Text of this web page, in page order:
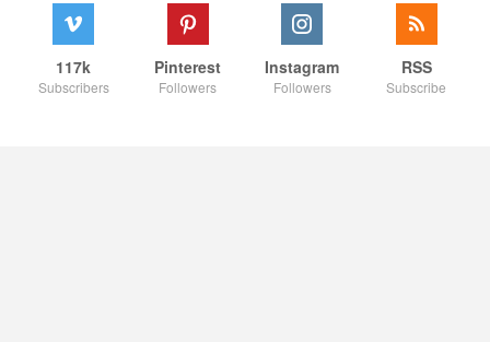
117k
Subscribers
Pinterest
Followers
Instagram
Followers
RSS
Subscribe